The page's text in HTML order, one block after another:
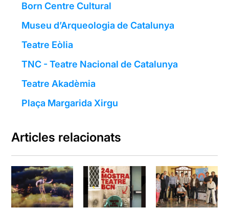
Born Centre Cultural
Museu d’Arqueologia de Catalunya
Teatre Eòlia
TNC - Teatre Nacional de Catalunya
Teatre Akadèmia
Plaça Margarida Xirgu
Articles relacionats